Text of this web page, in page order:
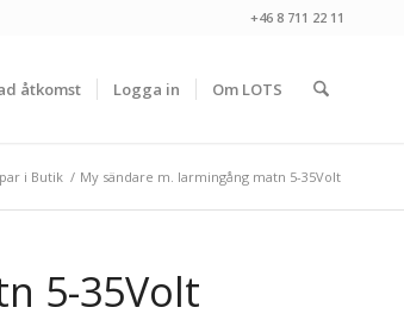
+46 8 711 22 11
åtkomst Logga in Om LOTS
i Butik / My sändare m. larmingång matn 5-35Volt
5-35Volt